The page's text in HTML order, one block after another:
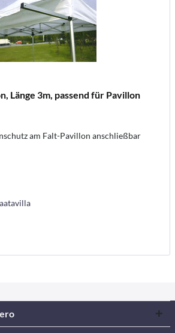
Länge 3m, passend für Pavillon
am Falt-Pavillon anschließbar